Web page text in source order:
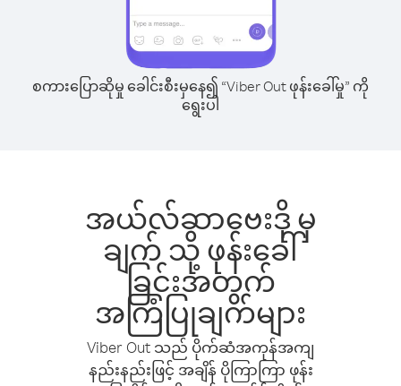
စကားပြောဆိုမှု ခေါင်းစီးမှနေ၍ “Viber Out ဖုန်းခေါ်မှု” ကို
ရွေးပါ
အယ်လ်ဆာဗေးဒို မှ
ချက် သို့ ဖုန်းခေါ်
ခြင်းအတွက်
အကြံပြုချက်များ
Viber Out သည် ပိုက်ဆံအကုန်အကျ
နည်းနည်းဖြင့် အချိန် ပိုကြာကြာ ဖုန်း